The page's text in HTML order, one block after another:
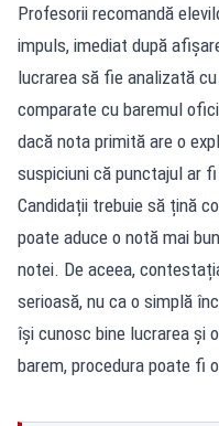
Profesorii recomandă
impuls, imediat după
lucrarea să fie analizată
comparate cu baremul
dacă nota primită are o
suspiciuni că punctajul ar
Candidații trebuie să țină
poate aduce o notă mai
notei. De aceea,
serioasă, nu ca o simplă
își cunosc bine lucrarea și
barem, procedura poate fi